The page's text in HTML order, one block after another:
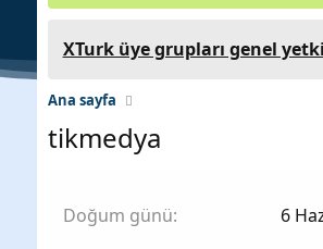
XTurk üye grupları genel
Ana sayfa
tikmedya
Doğum günü 6